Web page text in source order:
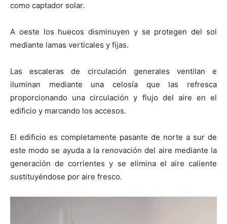
como captador solar.
A oeste los huecos disminuyen y se protegen del sol
mediante lamas verticales y fijas.
Las escaleras de circulación generales ventilan e
iluminan mediante una celosía que las refresca
proporcionando una circulación y flujo del aire en el
edificio y marcando los accesos.
El edificio es completamente pasante de norte a sur de
este modo se ayuda a la renovación del aire mediante la
generación de corrientes y se elimina el aire caliente
sustituyéndose por aire fresco.